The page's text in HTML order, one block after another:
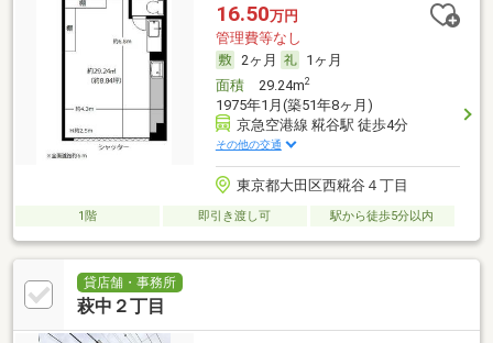
16.50万円
管理費等なし
2ヶ月
1ヶ月
面積29.24m2
1975年1月(築51年8ヶ月)
京急空港線 糀谷駅 徒歩4分
その他の交通
東京都大田区西糀谷４丁目
1階 即引き渡し可 駅から徒歩5分以内
貸店舗・事務所
萩中２丁目